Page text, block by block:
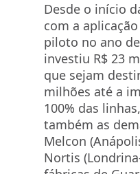
Desde o início
com a
piloto no ano
investiu R$ 23
que sejam
milhões até a
100% das
também as
Melcon
Nortis